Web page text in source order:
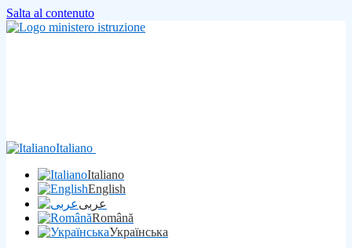
Salta al contenuto
Italiano
Italiano
English
عربى
Română
Українська